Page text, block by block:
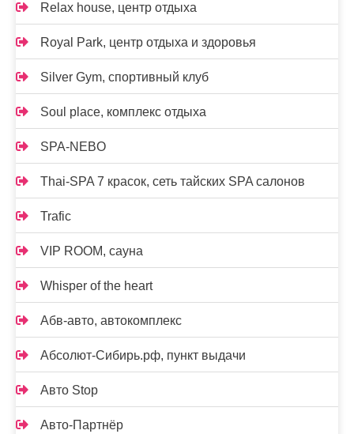
Relax house, центр отдыха
Royal Park, центр отдыха и здоровья
Silver Gym, спортивный клуб
Soul place, комплекс отдыха
SPA-NEBO
Thai-SPA 7 красок, сеть тайских SPA салонов
Trafic
VIP ROOM, сауна
Whisper of the heart
Абв-авто, автокомплекс
Абсолют-Сибирь.рф, пункт выдачи
Авто Stop
Авто-Партнёр